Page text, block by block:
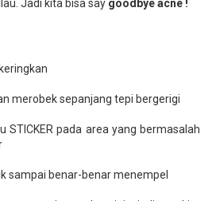
Jadi kita bisa say goodbye acne !
merobek sepanjang tepi bergerigi
STICKER pada area yang bermasalah
sampai benar-benar menempel